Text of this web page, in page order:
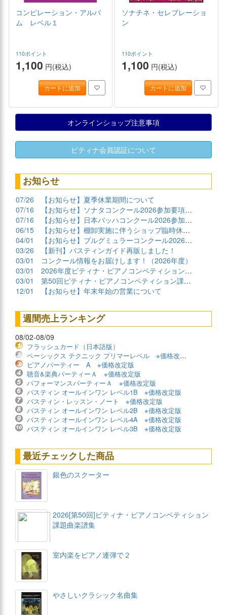
コンピレーション・アルバ
ム レベル１
110ポイント
1,100 円(税込)
カートに追加
ソナチネ・セレブレーショ
ン
110ポイント
1,100 円(税込)
カートに追加
オンラインショップ注意事項
ピティナ会員認証について
お知らせ
07/26
【お知らせ】夏季休業期間について
07/16
【お知らせ】ソナタコンクール2026参加要項公開
07/16
【お知らせ】日本バッハコンクール2026参加要項公開
06/15
【お知らせ】棚卸実施に伴うショップ臨時休業について
04/01
【お知らせ】ブルグミュラーコンクール2026課題曲公開
03/26
【新刊】バスティンガイド再販しました！
03/01
コンクール情報をお届けします！（2026年度）
03/01
2026年度ピティナ・ピアノコンペティション課題曲商品
03/01
第50回ピティナ・ピアノコンペティション課題曲公開！
12/01
【お知らせ】年末年始の営業について
週間売上ランキング
08/02-08/09
フラッシュカード（日本語版）
ベーシックス テクニック プリマーレベル ※価格改定版
ピアノパーティー A ※価格改定版
聴音&楽典パーティーＡ ※価格改定版
パフォーマンスパーティーＡ ※価格改定版
バスティン オールインワン レベル1B ※価格改定版
バスティン・レッスン・ノート ※価格改定版
バスティン オールインワン レベル2B ※価格改定版
バスティン オールインワン レベル4A ※価格改定版
バスティン オールインワン レベル3B ※価格改定版
最近チェックした商品
銀色のスクーター
2026[第50回]ピティナ・ピアノコンペティション
課題曲楽譜集
室内楽をピアノ連弾で２
やさしいクラシック名曲集